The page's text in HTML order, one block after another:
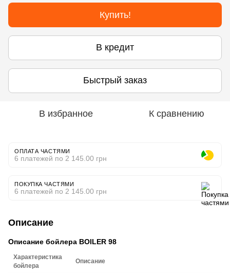
Купить!
В кредит
Быстрый заказ
В избранное К сравнению
ОПЛАТА ЧАСТЯМИ
6 платежей по 2 145.00 грн
ПОКУПКА ЧАСТЯМИ
6 платежей по 2 145.00 грн
Описание
Описание бойлера BOILER 98
Характеристика
бойлера
Описание